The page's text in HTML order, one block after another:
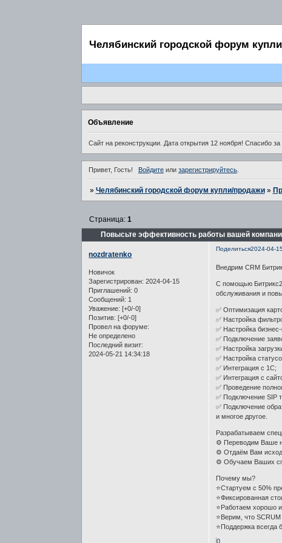
Челябинский городской форум
Объявление
Сайт на реконструкции. Дата открытия 12 ноября! Спасибо за
Привет, Гость! Войдитеили зарегистрируйтесь.
» Челябинский городской форум купли/продажи »
Повысьте эффективность работы вашей
Страница: 1
Поделиться2024-04-
nozdratenko
Новичок
Зарегистрирован: 2024-04-15
Приглашений: 0
Сообщений: 1
Уважение: [+0/-0]
Позитив: [+0/-0]
Провел на форуме:
Не определено
Последний визит:
2024-05-21 14:34:18
Внедрим CRM
С помощью
обслуживания и
✅ Оптимизация
✅ Настройка
✅ Настройка
✅ Подключение
✅ Настройка
✅ Настройка
✅ Интеграция с 1С;
✅ Интеграция с
✅ Проведение
✅ Подключение SIР
✅ Подключение
и многое другое.
Разрабатываем
⚙️ Переводим Ваше
⚙️ Отдаём Вам
⚙️ Обучаем Ваших
Почему мы?
⭐Стартуем с 50%
⭐Фиксированная
⭐Работаем хорошо
⭐Верим, что
⭐Поддержка всегда
0